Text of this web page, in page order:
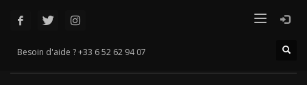
Besoin d'aide ? +33 6 52 62 94 07